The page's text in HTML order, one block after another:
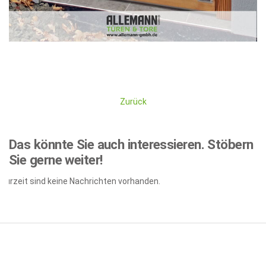
Zurück
Das könnte Sie auch interessieren. Stöbern
Sie gerne weiter!
Zurzeit sind keine Nachrichten vorhanden.